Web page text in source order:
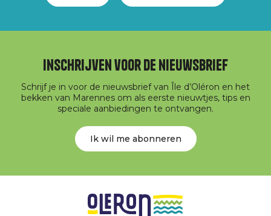
Inschrijven voor de nieuwsbrief
Schrijf je in voor de nieuwsbrief van Île d’Oléron en het
bekken van Marennes om als eerste nieuwtjes, tips en
speciale aanbiedingen te ontvangen.
Ik wil me abonneren